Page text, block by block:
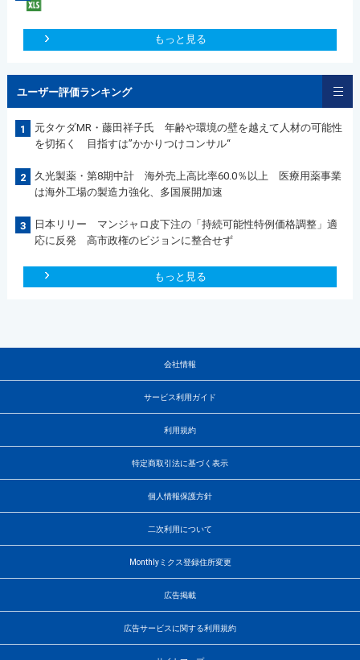
もっと見る
ユーザー評価ランキング
1
元タケダMR・藤田祥子氏 年齢や環境の壁を越えて人材の可能性
を切拓く 目指すは”かかりつけコンサル“
2
久光製薬・第8期中計 海外売上高比率60.0％以上 医療用薬事業
は海外工場の製造力強化、多国展開加速
3
日本リリー マンジャロ皮下注の「持続可能性特例価格調整」適
応に反発 高市政権のビジョンに整合せず
もっと見る
会社情報
サービス利用ガイド
利用規約
特定商取引法に基づく表示
個人情報保護方針
二次利用について
Monthlyミクス登録住所変更
広告掲載
広告サービスに関する利用規約